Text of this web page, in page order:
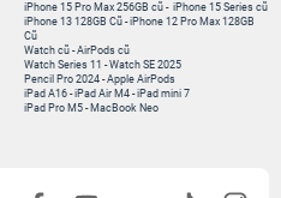
iPhone 15 Pro Max 256GB cũ - iPhone 15 Series cũ
iPhone 13 128GB Cũ -iPhone 12 Pro Max 128GB
Cũ
Watch cũ -AirPods cũ
Watch Series 11 -Watch SE 2025
Pencil Pro 2024 -Apple AirPods
iPad A16 -iPad Air M4 -iPad mini 7
iPad Pro M5 - MacBook Neo